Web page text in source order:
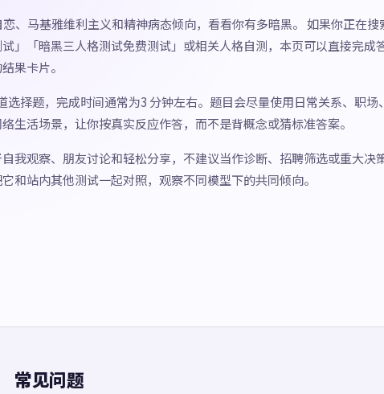
、马基雅维利主义和精神病态倾向，看看你有多暗黑。 如果你正在搜
试」「暗黑三人格测试免费测试」或相关人格自测，本页可以直接完成
果卡片。
选择题，完成时间通常为3 分钟左右。题目会尽量使用日常关系、职场、
生活场景，让你按真实反应作答，而不是背概念或猜标准答案。
我观察、朋友讨论和轻松分享，不建议当作诊断、招聘筛选或重大决
和站内其他测试一起对照，观察不同模型下的共同倾向。
常见问题